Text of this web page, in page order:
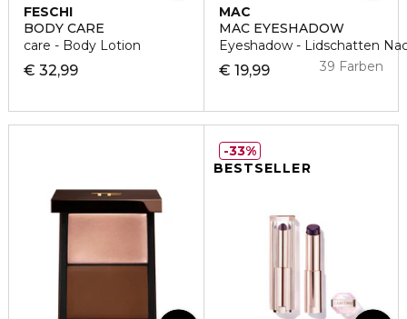
FESCHI
BODY CARE
care - Body Lotion
€ 32,99
MAC
MAC EYESHADOW
Eyeshadow - Lidschatten
€ 19,99 39 Farben
BESTSELLER
33%